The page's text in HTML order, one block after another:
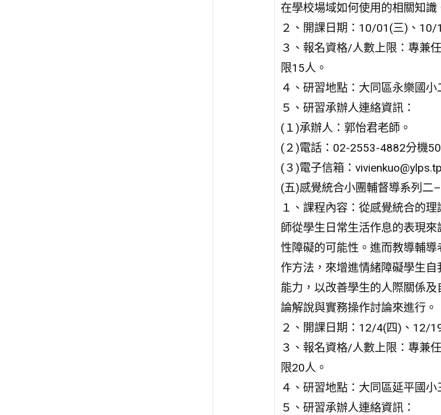
在學校場域如何使用的相關知識
２、開課日期：10/01(三)、10/
３、報名資格/人數上限：專兼
限15人。
４、研習地點：大同區永樂國小
５、研習承辦人連絡資訊：
(１)承辦人：郭怡君老師。
(２)電話：02-2553-4882分機
(３)電子信箱：
(五)感覺統合小團輔督導系列二
１、課程內容：從感覺統合的
師從學生日常生活作息的表現
性障礙的可能性。進而教導輔導
作方法，來增進情緒障礙學生
能力，以改善學生的人際關係
論解說與實務操作討論來進行。
２、開課日期：12/4(四)、12/
３、報名資格/人數上限：專兼
限20人。
４、研習地點：大同區延平國小
５、研習承辦人連絡資訊：